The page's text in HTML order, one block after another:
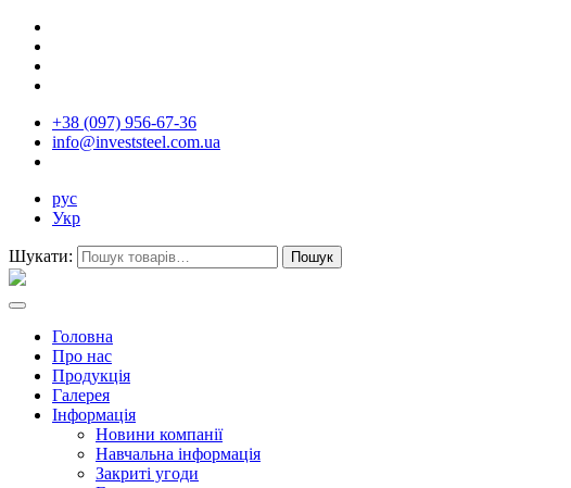
+38 (097) 956-67-36
info@investsteel.com.ua
рус
Укр
Шукати:
Головна
Про нас
Продукція
Галерея
Інформація
Новини компанії
Навчальна інформація
Закриті угоди